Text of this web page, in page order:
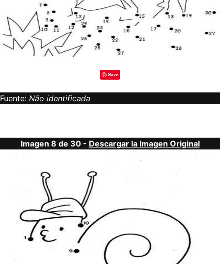
Save
Fuente: Não identificada
Imagen 8 de 30 - Descargar la Imagen Original